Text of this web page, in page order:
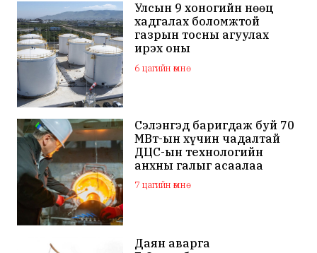
Улсын 9 хоногийн нөөц
хадгалах боломжтой
газрын тосны агуулах
ирэх оны
арванхоёрдугаар сар
ашиглалтад орно
6 цагийн өмнө
Сэлэнгэд баригдаж буй 70
МВт-ын хүчин чадалтай
ДЦС-ын технологийн
анхны галыг асаалаа
7 цагийн өмнө
Даян аварга